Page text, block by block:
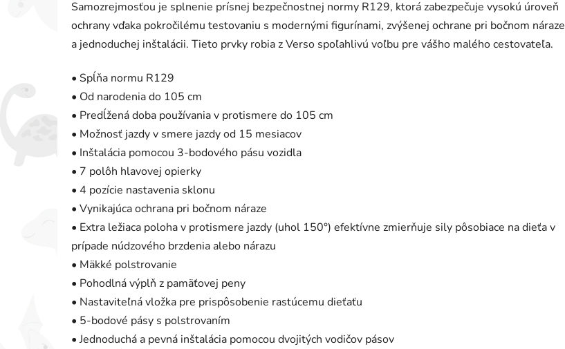
Samozrejmosťou je splnenie prísnej bezpečnostnej normy R129, ktorá zabezpečuje vysokú úroveň
ochrany vďaka pokročilému testovaniu s modernými figurínami, zvýšenej ochrane pri bočnom náraze
a jednoduchej inštalácii. Tieto prvky robia z Verso spoľahlivú voľbu pre vášho malého cestovateľa.
• Spĺňa normu R129
• Od narodenia do 105 cm
• Predĺžená doba používania v protismere do 105 cm
• Možnosť jazdy v smere jazdy od 15 mesiacov
• Inštalácia pomocou 3-bodového pásu vozidla
• 7 polôh hlavovej opierky
• 4 pozície nastavenia sklonu
• Vynikajúca ochrana pri bočnom náraze
• Extra ležiaca poloha v protismere jazdy (uhol 150°) efektívne zmierňuje sily pôsobiace na dieťa v
prípade núdzového brzdenia alebo nárazu
• Mäkké polstrovanie
• Pohodlná výplň z pamäťovej peny
• Nastaviteľná vložka pre prispôsobenie rastúcemu dieťaťu
• 5-bodové pásy s polstrovaním
• Jednoduchá a pevná inštalácia pomocou dvojitých vodičov pásov